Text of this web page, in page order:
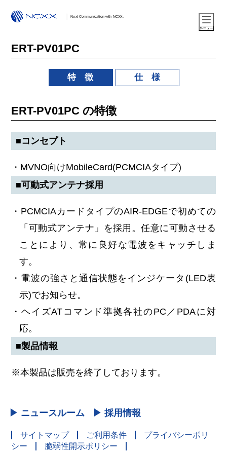
Next Communication with NCXX.
ERT-PV01PC
特 徴 仕 様
ERT-PV01PC の特徴
■コンセプト
・MVNO向けMobileCard(PCMCIAタイプ)
■可動式アンテナ採用
・PCMCIAカードタイプのAIR-EDGEで初めての
「可動式アンテナ」を採用。任意に可動させる
ことにより、常に良好な電波をキャッチしま
す。
・電波の強さと通信状態をインジケータ(LED表
示)でお知らせ。
・ヘイズATコマンド準拠各社のPC／PDAに対
応。
■製品情報
※本製品は販売を終了しております。
▶ ニュースルーム ▶ 採用情報
サイトマップ ご利用条件
プライバシーポリ
シー
脆弱性開示ポリシー